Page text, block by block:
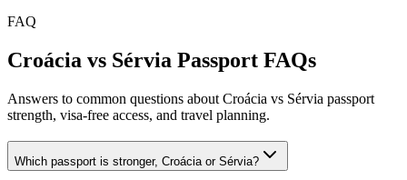
FAQ
Croácia vs Sérvia Passport FAQs
Answers to common questions about Croácia vs Sérvia passport
strength, visa-free access, and travel planning.
Which passport is stronger, Croácia or Sérvia?